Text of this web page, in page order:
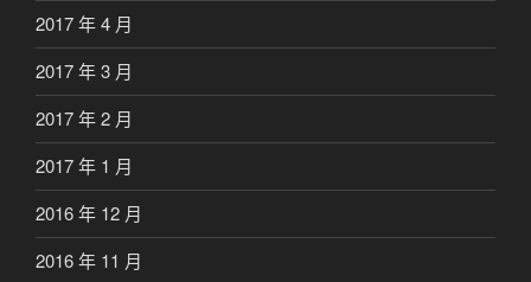
2017 年 4 月
2017 年 3 月
2017 年 2 月
2017 年 1 月
2016 年 12 月
2016 年 11 月